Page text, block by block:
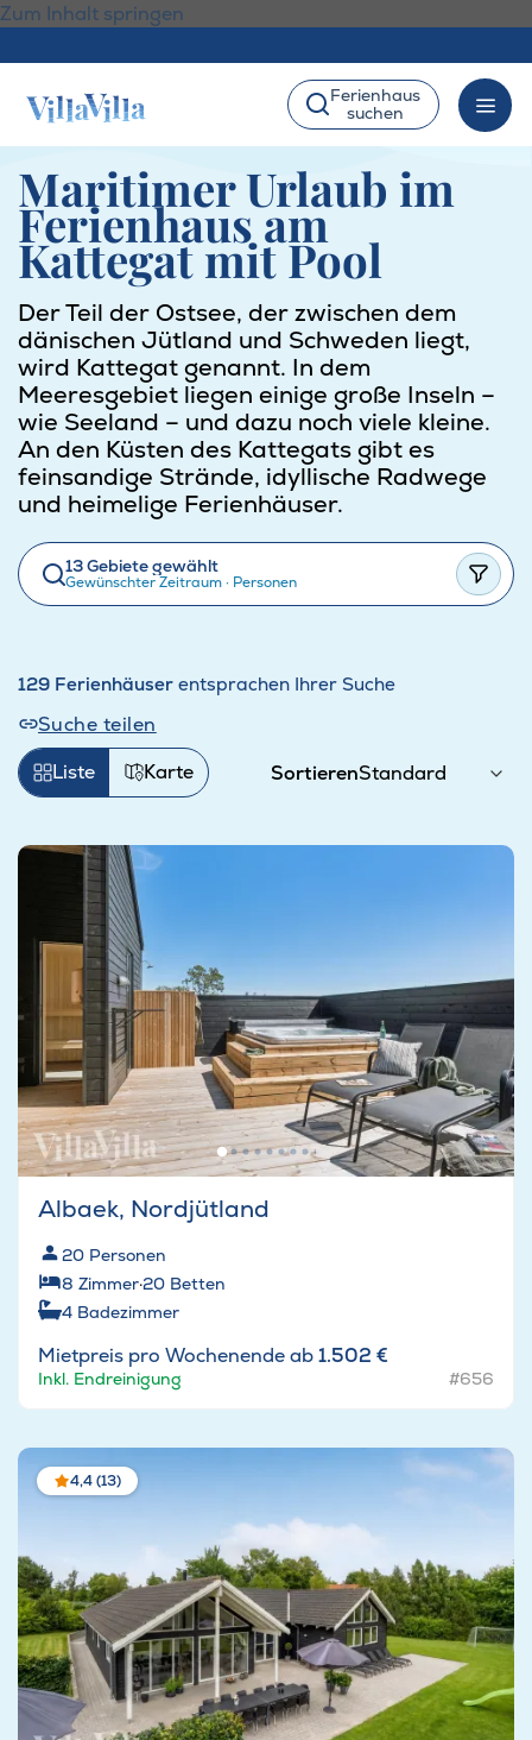
Zum Inhalt springen
Ferienhaus
suchen
Maritimer Urlaub im
Ferienhaus am
Kattegat mit Pool
Der Teil der Ostsee, der zwischen dem
dänischen Jütland und Schweden liegt,
wird Kattegat genannt. In dem
Meeresgebiet liegen einige große Inseln –
wie Seeland – und dazu noch viele kleine.
An den Küsten des Kattegats gibt es
feinsandige Strände, idyllische Radwege
und heimelige Ferienhäuser.
13 Gebiete gewählt
Gewünschter Zeitraum· Personen
129 Ferienhäuser entsprachen Ihrer Suche
Suche teilen
Sortieren
Liste Karte
Albaek, Nordjütland
20 Personen
8 Zimmer·20 Betten
4 Badezimmer
Mietpreis pro Wochenende ab1.502 €
Inkl. Endreinigung #656
4,4 (13)